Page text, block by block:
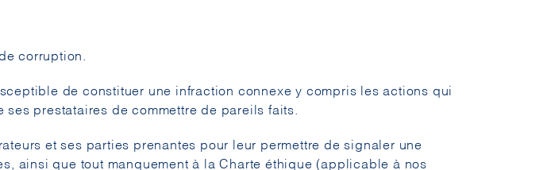
corruption.
de constituer une infraction connexe y compris les actions qui
prestataires de commettre de pareils faits.
et ses parties prenantes pour leur permettre de signaler une
ainsi que tout manquement à la Charte éthique (applicable à nos